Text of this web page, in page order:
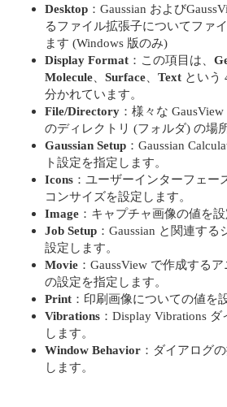
Desktop ：Gaussian および
るファイル拡張子についてファ
ます (Windows 版のみ)
Display Format ：この項目は、
Molecule
Surface Text という
分かれています。
File/Directory ：様々な
のディレクトリ (フォルダ) の場
Gaussian Setup ：Gaussian
ト設定を指定します。
Icons ：ユーザーインターフェー
コンサイズを設定します。
Image ：キャプチャ画像の値を設
Job Setup ：Gaussian と関連す
設定します。
Movie ：GaussView で作成する
の設定を指定します。
Print ：印刷画像についての値を
Vibrations ：Display Vibrations
します。
Window Behavior ：ダイアログ
します。